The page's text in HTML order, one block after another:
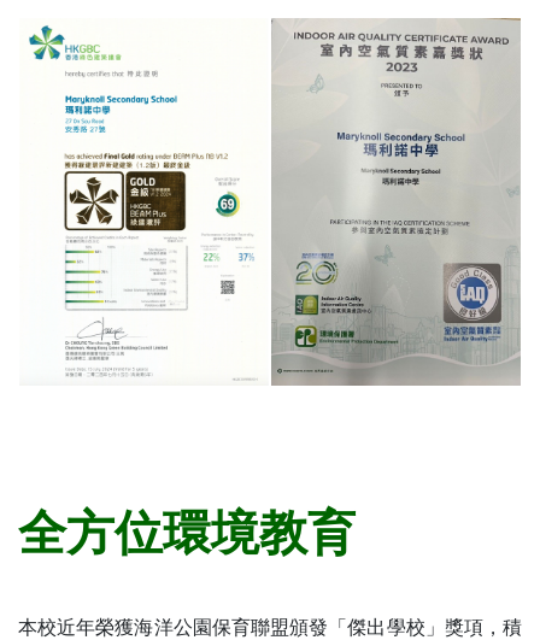
全方位環境教育
本校近年榮獲海洋公園保育聯盟頒發「傑出學校」獎項，積